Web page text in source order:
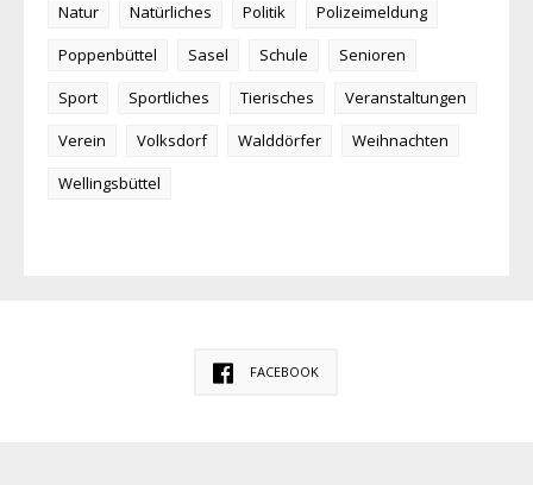
Natur
Natürliches Politik
Polizeimeldung
Poppenbüttel
Sasel Schule
Senioren
Sport
Sportliches Tierisches
Veranstaltungen
Verein
Volksdorf Walddörfer
Weihnachten
Wellingsbüttel
FACEBOOK